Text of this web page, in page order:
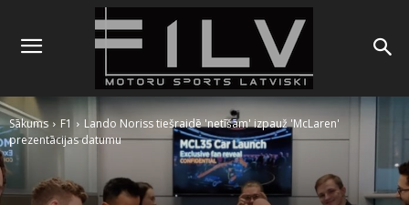
Sākums F1
Lando Noriss tiešraidē 'netīšām' izpauž 'McLaren'
prezentācijas datumu